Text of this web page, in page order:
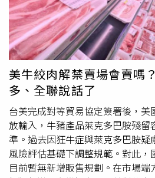
藥量。使用瘦瘦針，你一定要知道
師處方：千萬別購買網路上來路
人有「甲狀腺髓質癌」病史，此類
小心腸胃副作用：因藥物會使胃
可能會出現噁心、想吐、便秘或拉
「少量多餐」，也避免刺激性食物
若體重掉太快，可能是肌肉流失導
代謝會變差，這時若停藥就會導
得攝取足夠蛋白質，並持續運動。
現劇烈腹痛，甚至疼痛至背部，可
題，應盡快尋求醫師評估。5.只是
子」：瘦瘦針只是幫助「食慾」關
求，決定採取單孔腹腔鏡膽囊切除
術，此技術僅在肚臍處開一個約2
痛感低、創傷小、出血少且術後
風險也相對較低。術後阿花恢復
後，她即可下床活動並進食，隔日
我警惕，未來務必養成規律飲食的
石如同「膽汁倉庫」裡的雜質結晶
汁酸比例失調，導致膽固醇過飽和
異常引發膽汁淤積所致。現代人常
期空腹」或「愛吃高油高膽固醇
危險行為。此外，肥胖、快速減重
40歲以上女性受激素影響，患病機
美牛絞肉解禁賣場會賣
多、全聯說話了
台美完成對等貿易協定簽署後，
放輸入，牛豬產品萊克多巴胺殘留
準。過去因狂牛症與萊克多巴胺
風險評估基礎下調整規範。對此，
目前暫無新增販售規劃。在市場端